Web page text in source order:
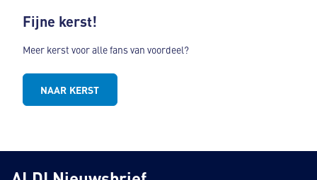
Fijne kerst!
Meer kerst voor alle fans van voordeel?
NAAR KERST